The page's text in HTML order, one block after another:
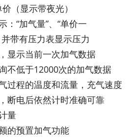
（显示带夜光）
：“加气量”、“单价一
带有压力表显示压力
显示当前一次加气数据
不低于12000次的加气数据
过程的温度和流量，充气速度
断电后依然计时准确可靠
量
的预置加气功能